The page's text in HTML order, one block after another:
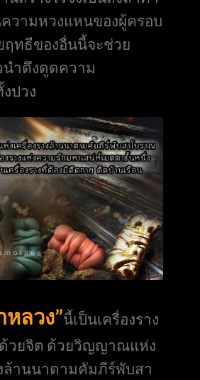
ความหวงแหนของผู้ครอบ
ฤทธีของอื่นนี้จะช่วย
นำดึงดูดความ
ปวง
หลวง”นี้เป็นเครื่องราง
วยจิต ด้วยวิญญาณแห่ง
ล้านนาตามคัมภีร์พับสา